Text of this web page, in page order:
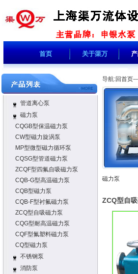
首页 关于渠万
管道离心泵
磁力泵
CQGB型保温磁力泵
CW型磁力旋涡泵
MP型微型磁力循环泵
CQSG型管道磁力泵
ZCQF型四氟自吸磁力泵
CQB-G型高温磁力泵
CQB型磁力泵
CQB-F型衬氟磁力泵
ZCQ型自吸磁力泵
CQG型耐高温磁力泵
CQF型氟塑料磁力泵
CQ型磁力泵
不锈钢泵
消防泵
导航:回首页
磁力泵
ZCQ型自